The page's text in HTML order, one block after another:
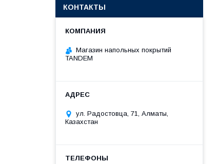
КОНТАКТЫ
Магазин напольных покрытий
TANDEM
ул. Радостовца, 71, Алматы,
Казахстан